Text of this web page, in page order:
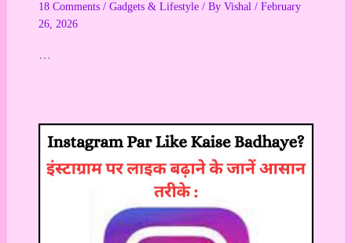
18 Comments / Gadgets & Lifestyle/ By Vishal / February
26, 2026
…